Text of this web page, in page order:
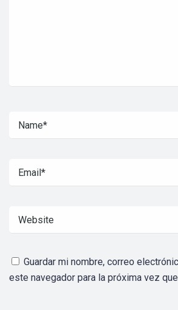
Guardar mi nombre, correo
este navegador para la próxima vez